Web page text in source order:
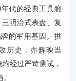
代的经典工具腕
明治式表盘、复
的军用基因。拱
历史，亦辉映当
经过严苛测试，